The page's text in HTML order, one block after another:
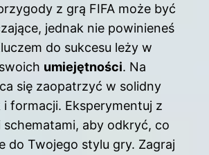
z grą FIFA może być
jednak nie powinieneś
do sukcesu leży w
umiejętności. Na
się zaopatrzyć w solidny
formacji. Eksperymentuj z
aby odkryć, co
do Twojego stylu gry. Zagraj